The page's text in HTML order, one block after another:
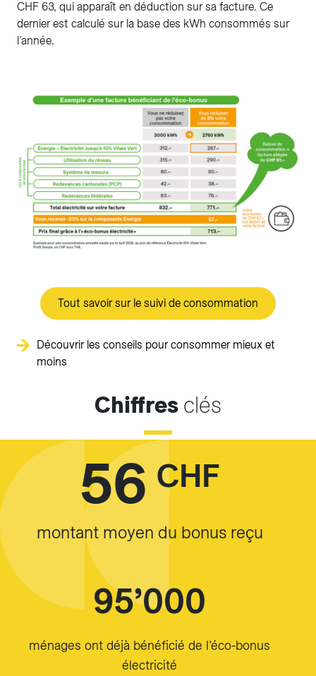
CHF 63, qui apparaît en déduction sur sa facture. Ce
dernier est calculé sur la base des kWh consommés sur
l’année.
Tout savoir sur le suivi de consommation
Découvrir les conseils pour consommer mieux et
moins
Chiffres clés
56CHF
montant moyen du bonus reçu
95’000
ménages ont déjà bénéficié de l’éco-bonus
électricité